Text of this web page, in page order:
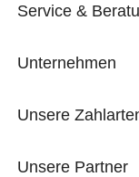
Service &
Unternehmen
Unsere
Unsere Partner